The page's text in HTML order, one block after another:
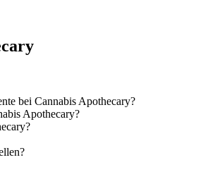
bei Cannabis Apothecary?
Apothecary?